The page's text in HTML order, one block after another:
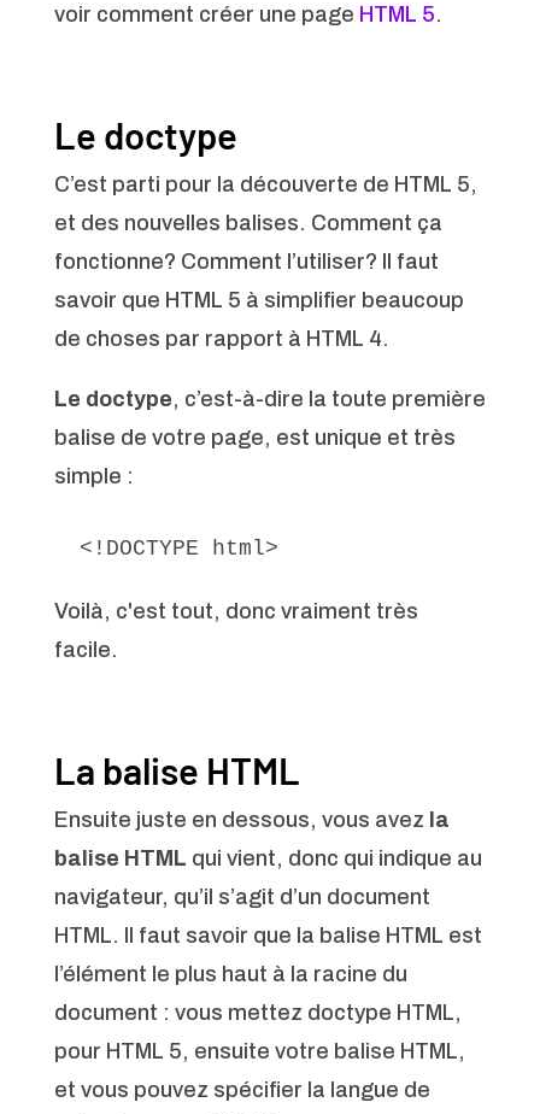
voir comment créer une page HTML 5.
Le doctype
C’est parti pour la découverte de HTML 5,
et des nouvelles balises. Comment ça
fonctionne? Comment l’utiliser? Il faut
savoir que HTML 5 à simplifier beaucoup
de choses par rapport à HTML 4.
Le doctype, c’est-à-dire la toute première
balise de votre page, est unique et très
simple :
<!DOCTYPE html>
Voilà, c'est tout, donc vraiment très
facile.
La balise HTML
Ensuite juste en dessous, vous avez la
balise HTML qui vient, donc qui indique au
navigateur, qu’il s’agit d’un document
HTML. Il faut savoir que la balise HTML est
l’élément le plus haut à la racine du
document : vous mettez doctype HTML,
pour HTML 5, ensuite votre balise HTML,
et vous pouvez spécifier la langue de